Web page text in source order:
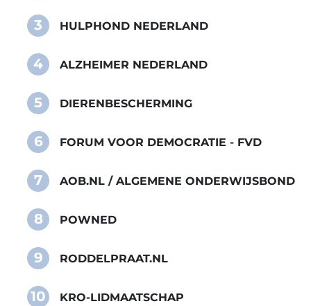
3 HULPHOND NEDERLAND
4 ALZHEIMER NEDERLAND
5 DIERENBESCHERMING
6 FORUM VOOR DEMOCRATIE - FVD
7 AOB.NL / ALGEMENE ONDERWIJSBOND
8 POWNED
9 RODDELPRAAT.NL
10 KRO-LIDMAATSCHAP